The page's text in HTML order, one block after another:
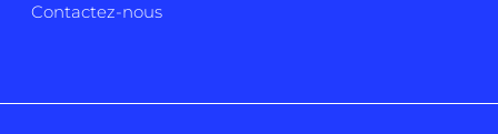
Contactez-nous